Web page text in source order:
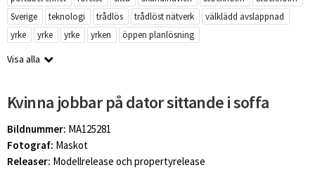
Sverige
teknologi trådlös trådlöst nätverk
välklädd avslappnad
yrke
yrke yrke yrken öppen planlösning
Visa alla
Kvinna jobbar på dator sittande i soffa
Bildnummer: MA125281
Fotograf: Maskot
Releaser: Modellrelease och propertyrelease